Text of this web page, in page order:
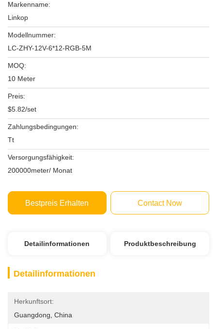
Markenname:
Linkop
Modellnummer:
LC-ZHY-12V-6*12-RGB-5M
MOQ:
10 Meter
Preis:
$5.82/set
Zahlungsbedingungen:
Tt
Versorgungsfähigkeit:
200000meter/ Monat
Bestpreis Erhalten Contact Now
Detailinformationen Produktbeschreibung
Detailinformationen
Herkunftsort:
Guangdong, China